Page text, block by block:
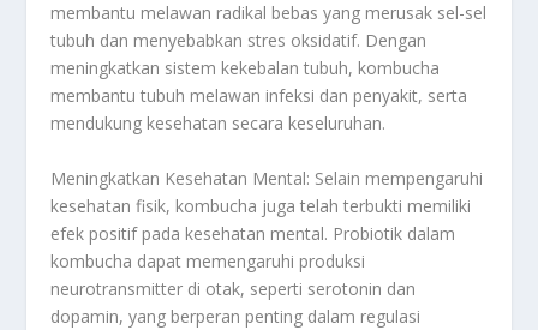
membantu melawan radikal bebas yang merusak sel-sel
tubuh dan menyebabkan stres oksidatif. Dengan
meningkatkan sistem kekebalan tubuh, kombucha
membantu tubuh melawan infeksi dan penyakit, serta
mendukung kesehatan secara keseluruhan.
Meningkatkan Kesehatan Mental: Selain mempengaruhi
kesehatan fisik, kombucha juga telah terbukti memiliki
efek positif pada kesehatan mental. Probiotik dalam
kombucha dapat memengaruhi produksi
neurotransmitter di otak, seperti serotonin dan
dopamin, yang berperan penting dalam regulasi